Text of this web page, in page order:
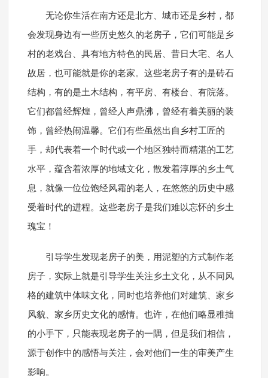
无论你生活在南方还是北方、城市还是乡村，都
会发现身边有一些历史悠久的老房子，它们可能是乡
村的老戏台、具有地方特色的民居、昔日大宅、名人
故居，也可能就是你的老家。这些老房子有的是砖石
结构，有的是土木结构，有平房、有楼台、有院落。
它们都曾经辉煌，曾经人声鼎沸，曾经有着美丽的装
饰，曾经热闹温馨。它们有些虽然出自乡村工匠的
手，却代表着一个时代或一个地区独特而精湛的工艺
水平，蕴含着浓厚的地域文化，散发着淳厚的乡土气
息，就像一位位饱经风霜的老人，在悠悠的历史中感
受着时代的进程。这些老房子是我们难以忘怀的乡土
瑰宝！
引导学生发现老房子的美，用泥塑的方式制作老
房子，实际上就是引导学生关注乡土文化，从不同风
格的建筑中体味文化，同时也培养他们对建筑、家乡
风貌、家乡历史文化的感情。也许，在他们略显稚拙
的小手下，只能表现老房子的一隅，但是我们相信，
源于创作中的感悟与关注，会对他们一生的审美产生
影响。